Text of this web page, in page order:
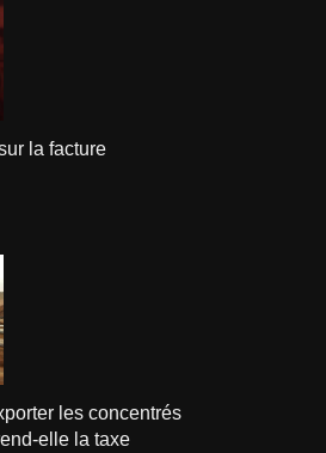
la facture
les concentrés
elle la taxe